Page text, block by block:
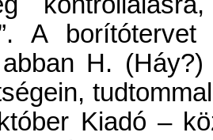
A
H.
Kiadó –